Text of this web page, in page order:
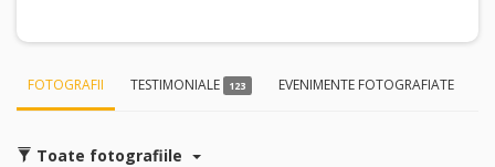
FOTOGRAFII TESTIMONIALE 123 EVENIMENTE FOTOGRAFIATE
Toate fotografiile